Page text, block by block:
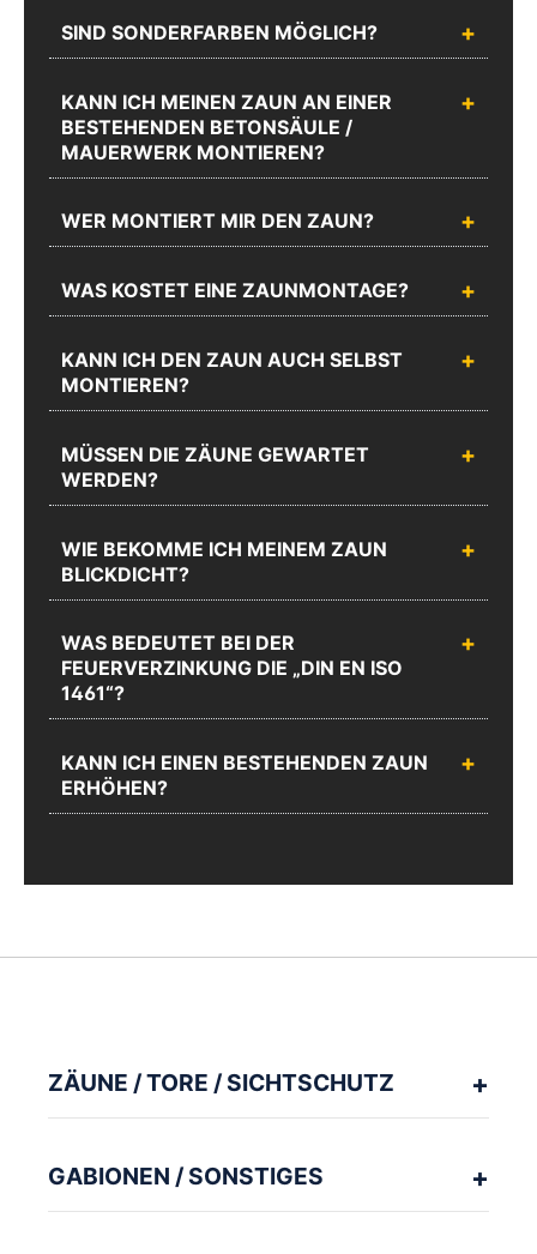
SIND SONDERFARBEN MÖGLICH?
KANN ICH MEINEN ZAUN AN EINER
BESTEHENDEN BETONSÄULE /
MAUERWERK MONTIEREN?
WER MONTIERT MIR DEN ZAUN?
WAS KOSTET EINE ZAUNMONTAGE?
KANN ICH DEN ZAUN AUCH SELBST
MONTIEREN?
MÜSSEN DIE ZÄUNE GEWARTET
WERDEN?
WIE BEKOMME ICH MEINEM ZAUN
BLICKDICHT?
WAS BEDEUTET BEI DER
FEUERVERZINKUNG DIE „DIN EN ISO
1461“?
KANN ICH EINEN BESTEHENDEN ZAUN
ERHÖHEN?
ZÄUNE / TORE / SICHTSCHUTZ
GABIONEN / SONSTIGES